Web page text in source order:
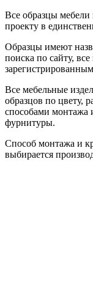
Все образцы
проекту в
Образцы имеют
поиска по сайту,
Все мебельные
образцов по цвету,
способами монтажа
фурнитуры.
Способ монтажа и
выбирается